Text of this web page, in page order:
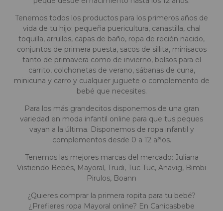
Tenemos todos los productos para los primeros años de
vida de tu hijo: pequeña puericultura, canastilla, chal
toquilla, arrullos, capas de baño, ropa de recién nacido,
conjuntos de primera puesta, sacos de sillita, minisacos
tanto de primavera como de invierno, bolsos para el
carrito, colchonetas de verano, sábanas de cuna,
minicuna y carro y cualquier juguete o complemento de
bebé que necesites.
Para los más grandecitos disponemos de una gran
variedad en moda infantil online para que tus peques
vayan a la última. Disponemos de ropa infantil y
complementos desde 0 a 12 años.
Tenemos las mejores marcas del mercado: Juliana
Vistiendo Bebés, Mayoral, Trudi, Tuc Tuc, Anavig, Bimbi
Pirulos, Boann
¿Quieres comprar la primera ropita para tu bebé?
¿Prefieres ropa Mayoral online? En Canicasbebe